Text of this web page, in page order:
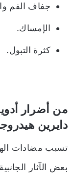
جفاف الفم
الإمساك.
كثرة التبول.
من أضرار
دايرين
تسبب مضادات
بعض الآثار